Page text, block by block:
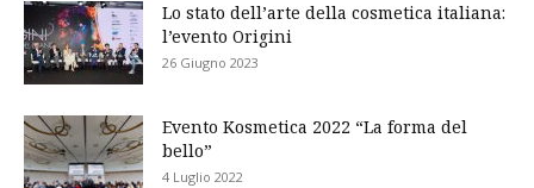
Lo stato dell’arte della cosmetica italiana:
l’evento Origini
26 Giugno 2023
Evento Kosmetica 2022 “La forma del
bello”
4 Luglio 2022